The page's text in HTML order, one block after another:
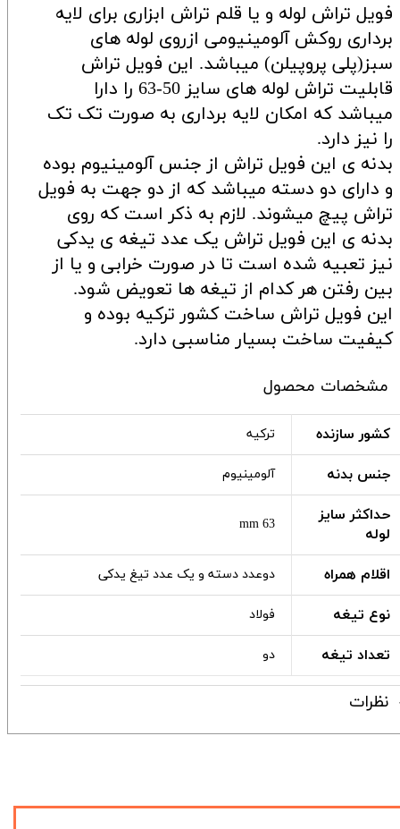
فویل تراش لوله و یا قلم تراش ابزاری برای لایه
برداری روکش آلومینیومی ازروی لوله های
سبز(پلی پروپیلن) میباشد. این فویل تراش
قابلیت تراش لوله های سایز 50-63 را دارا
میباشد که امکان لایه برداری به صورت تک تک
را نیز دارد.
بدنه ی این فویل تراش از جنس آلومینیوم بوده
و دارای دو دسته میباشد که از دو جهت به فویل
تراش پیچ میشوند. لازم به ذکر است که روی
بدنه ی این فویل تراش یک عدد تیغه ی یدکی
نیز تعبیه شده است تا در صورت خرابی و یا از
بین رفتن هر کدام از تیغه ها تعویض شود.
این فویل تراش ساخت کشور ترکیه بوده و
کیفیت ساخت بسیار مناسبی دارد.
مشخصات محصول
کشور سازنده ترکیه
جنس بدنه آلومینیوم
حداکثر سایز
لوله
63 mm
اقلام همراه دوعدد دسته و یک عدد تیغ یدکی
نوع تیغه فولاد
تعداد تیغه دو
نظرات